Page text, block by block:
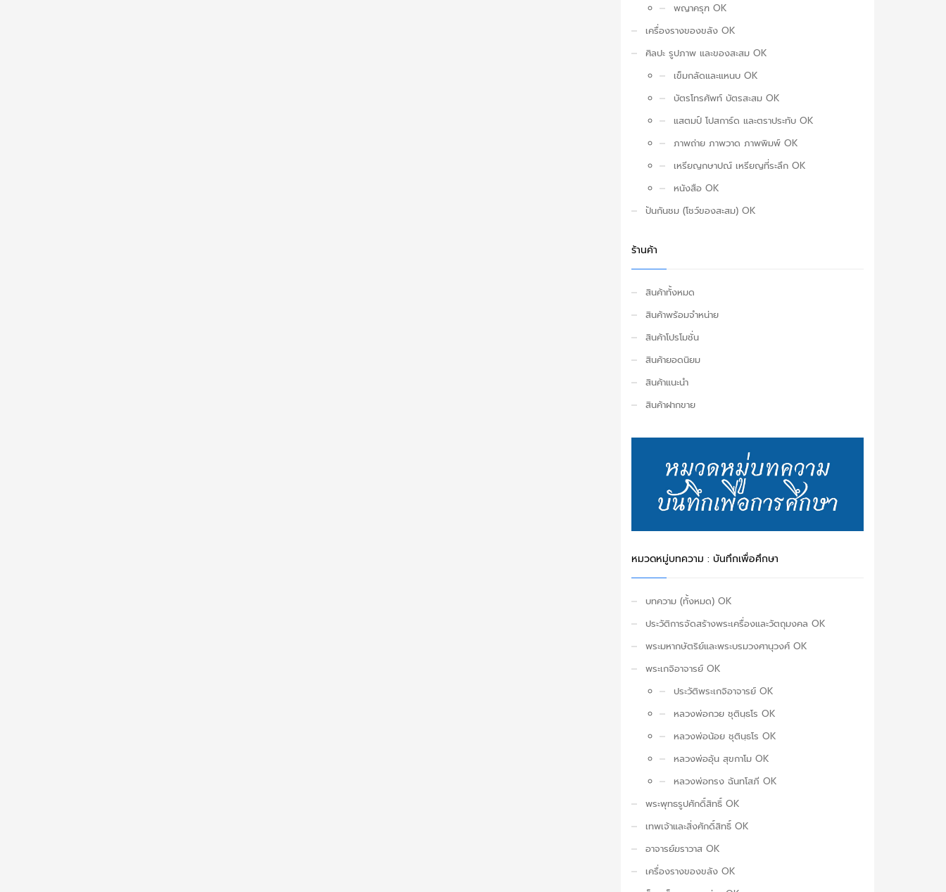
พญาครุฑ OK
เครื่องรางของขลัง OK
ศิลปะ รูปภาพ และของสะสม OK
เข็มกลัดและแหนบ OK
บัตรโทรศัพท์ บัตรสะสม OK
แสตมป์ โปสการ์ด และตราประทับ OK
ภาพถ่าย ภาพวาด ภาพพิมพ์ OK
เหรียญกษาปณ์ เหรียญที่ระลึก OK
หนังสือ OK
ปันกันชม (โชว์ของสะสม) OK
ร้านค้า
สินค้าทั้งหมด
สินค้าพร้อมจำหน่าย
สินค้าโปรโมชั่น
สินค้ายอดนิยม
สินค้าแนะนำ
สินค้าฝากขาย
หมวดหมู่บทความ : บันทึกเพื่อศึกษา
บทความ (ทั้งหมด) OK
ประวัติการจัดสร้างพระเครื่องและวัตถุมงคล OK
พระมหากษัตริย์และพระบรมวงศานุวงศ์ OK
พระเกจิอาจารย์ OK
ประวัติพระเกจิอาจารย์ OK
หลวงพ่อกวย ชุตินฺธโร OK
หลวงพ่อน้อย ชุตินฺธโร OK
หลวงพ่ออุ้น สุขกาโม OK
หลวงพ่อทรง ฉันทโสภี OK
พระพุทธรูปศักดิ์สิทธิ์ OK
เทพเจ้าและสิ่งศักดิ์สิทธิ์ OK
อาจารย์ฆราวาส OK
เครื่องรางของขลัง OK